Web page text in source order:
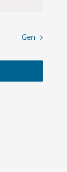
Gen